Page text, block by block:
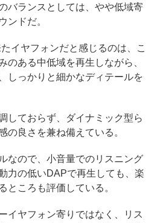
バランスとしては、やや低域寄
ンドだ。
イヤフォンだと感じるのは、こ
のある中低域を再生しながら、
しっかりと細かなディテールを
しておらず、ダイナミック型ら
の良さを兼ね備えている。
なので、小音量でのリスニング
力の低いDAPで再生しても、楽
ところも評価している。
イヤフォン寄りではなく、リス